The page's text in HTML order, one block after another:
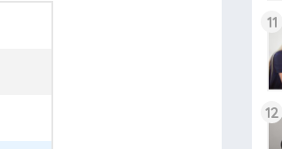
11
12